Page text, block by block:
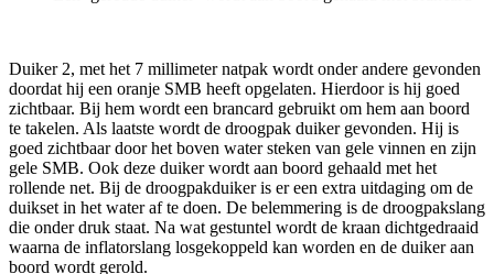
Duiker 2, met het 7 millimeter natpak wordt onder andere gevonden
doordat hij een oranje SMB heeft opgelaten. Hierdoor is hij goed
zichtbaar. Bij hem wordt een brancard gebruikt om hem aan boord
te takelen. Als laatste wordt de droogpak duiker gevonden. Hij is
goed zichtbaar door het boven water steken van gele vinnen en zijn
gele SMB. Ook deze duiker wordt aan boord gehaald met het
rollende net. Bij de droogpakduiker is er een extra uitdaging om de
duikset in het water af te doen. De belemmering is de droogpakslang
die onder druk staat. Na wat gestuntel wordt de kraan dichtgedraaid
waarna de inflatorslang losgekoppeld kan worden en de duiker aan
boord wordt gerold.